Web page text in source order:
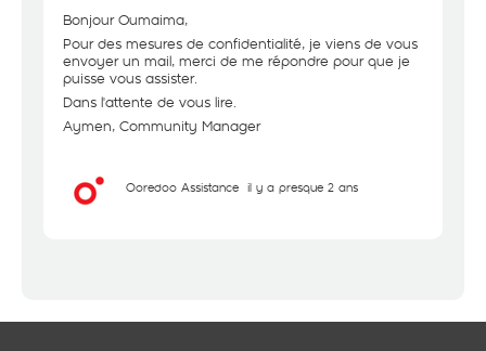
Bonjour Oumaima,
Pour des mesures de confidentialité, je viens de vous
envoyer un mail, merci de me répondre pour que je
puisse vous assister.
Dans l'attente de vous lire.
Aymen, Community Manager
Ooredoo Assistance il y a presque 2 ans